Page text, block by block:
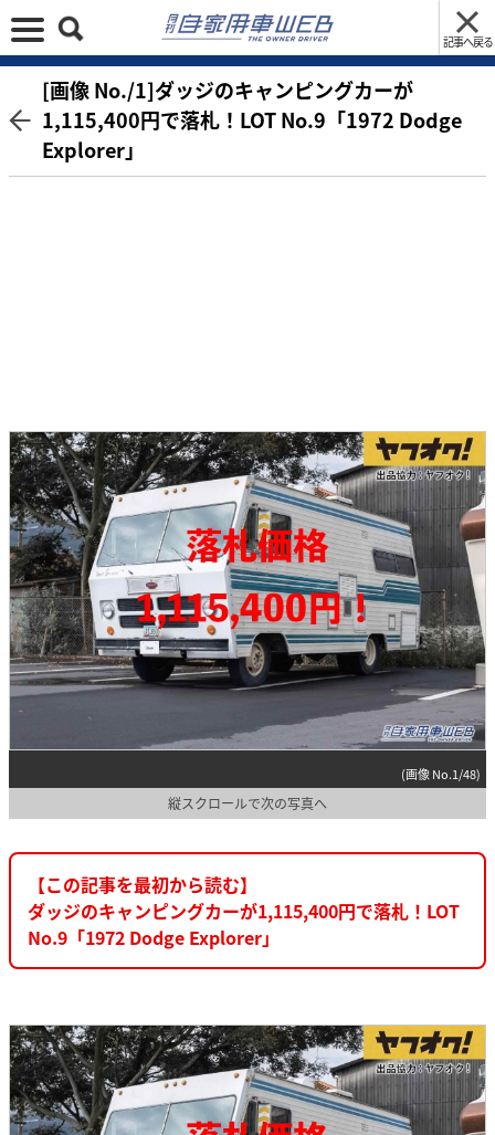
記事へ戻る
[画像 No./1]ダッジのキャンピングカーが
1,115,400円で落札！LOT No.9「1972 Dodge
Explorer」
(画像 No.1/48)
縦スクロールで次の写真へ
【この記事を最初から読む】
ダッジのキャンピングカーが1,115,400円で落札！LOT
No.9「1972 Dodge Explorer」